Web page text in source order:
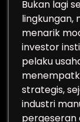
Bukan lagi
lingkungan,
menarik
investor
pelaku
strategis,
industri
pergeseran